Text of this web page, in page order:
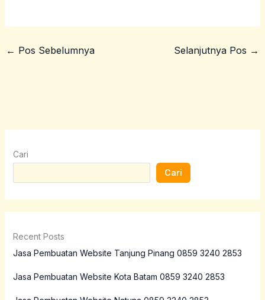
← Pos Sebelumnya Selanjutnya Pos →
Cari
Cari
Recent Posts
Jasa Pembuatan Website Tanjung Pinang 0859 3240 2853
Jasa Pembuatan Website Kota Batam 0859 3240 2853